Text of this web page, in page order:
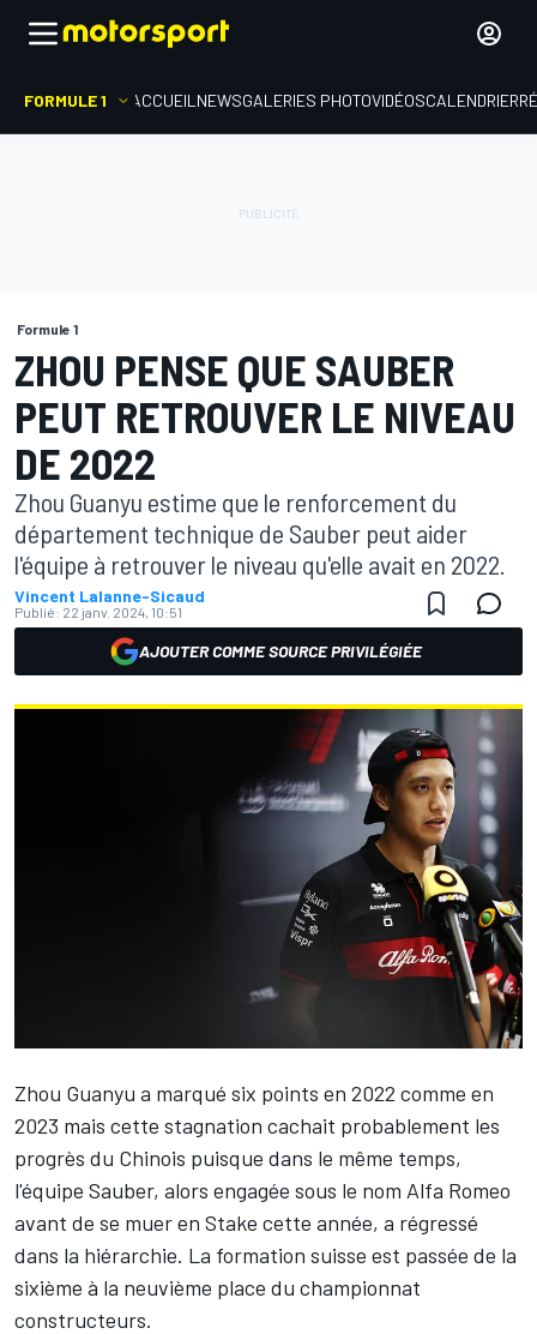
FORMULE 1 ACCUEIL NEWSGALERIES PHOTOVIDÉOSCALENDRIER
Formule 1
ZHOU PENSE QUE SAUBER
PEUT RETROUVER LE NIVEAU
DE 2022
Zhou Guanyu estime que le renforcement du
département technique de Sauber peut aider
l'équipe à retrouver le niveau qu'elle avait en 2022.
Vincent Lalanne-Sicaud
Publié: 22 janv. 2024, 10:51
AJOUTER COMME SOURCE PRIVILÉGIÉE
Zhou Guanyu a marqué six points en 2022 comme en
2023 mais cette stagnation cachait probablement les
progrès du Chinois puisque dans le même temps,
l'équipe Sauber, alors engagée sous le nom Alfa Romeo
avant de se muer en Stake cette année, a régressé
dans la hiérarchie. La formation suisse est passée de la
sixième à la neuvième place du championnat
constructeurs.